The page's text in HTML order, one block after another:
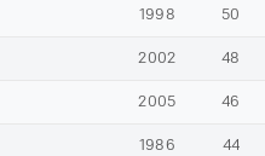
1998 50
2002 48
2005 46
1986 44